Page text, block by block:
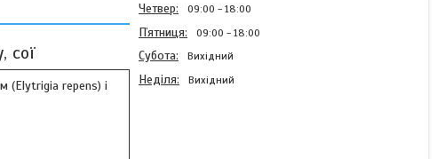
сої
(Elytrigia repens) і
Четвер 09:00 18:00
Пʼятниця 09:00 18:00
Субота Вихідний
Неділя Вихідний